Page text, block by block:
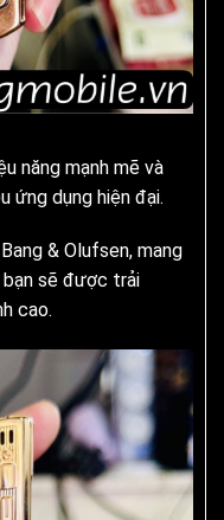
năng mạnh mẽ và
ứng dụng hiện đại.
& Olufsen, mang
sẽ được trải
cao.